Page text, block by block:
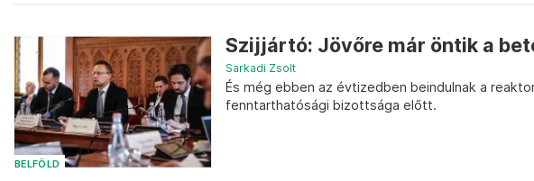
BELFÖLD
Szijjártó: Jövőre már öntik a
Sarkadi Zsolt
És még ebben az évtizedben beindulnak a
fenntarthatósági bizottsága előtt.